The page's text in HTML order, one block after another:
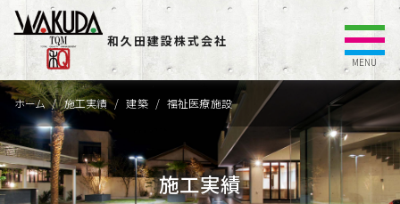
和久田建設株式会社
MENU
ホーム 施工実績 建築 福祉医療施設
施工実績